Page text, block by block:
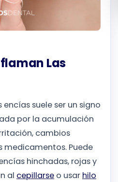
Las
suele ser un signo
por la acumulación
cambios
medicamentos. Puede
hinchadas, rojas y
al cepillarse o usar hilo